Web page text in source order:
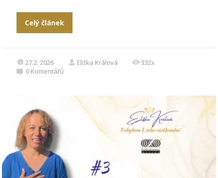
Celý článek
27.2. 2026 Eliška Králová
332x
0 Komentářů